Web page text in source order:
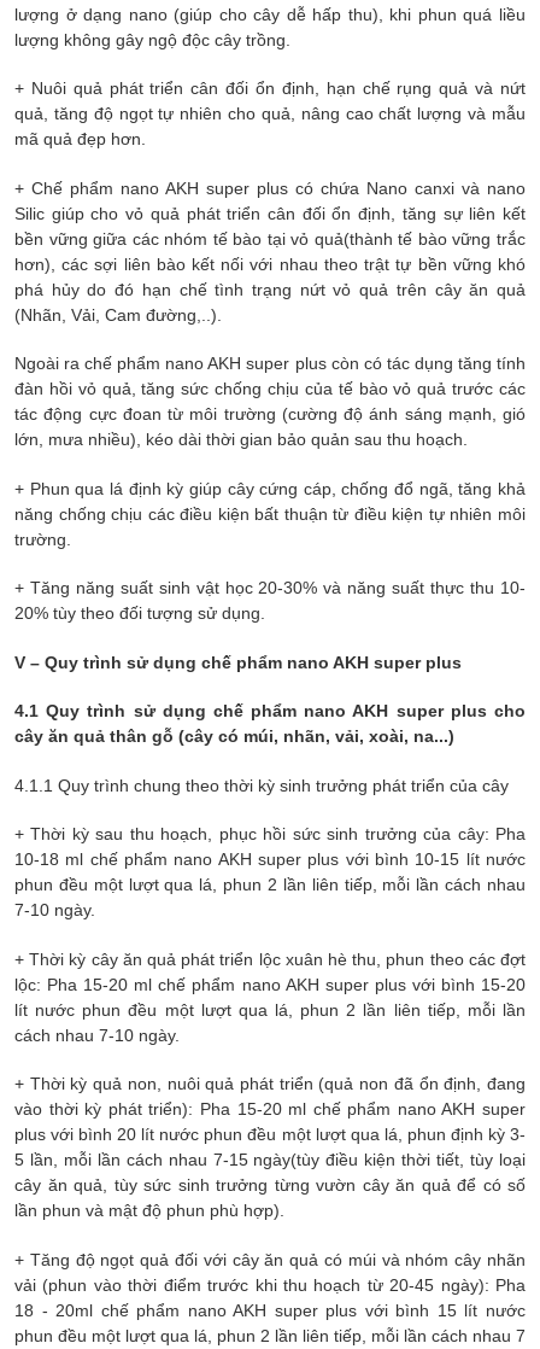
lượng ở dạng nano (giúp cho cây dễ hấp thu), khi phun quá liều
lượng không gây ngộ độc cây trồng.
+ Nuôi quả phát triển cân đối ổn định, hạn chế rụng quả và nứt
quả, tăng độ ngọt tự nhiên cho quả, nâng cao chất lượng và mẫu
mã quả đẹp hơn.
+ Chế phẩm nano AKH super plus có chứa Nano canxi và nano
Silic giúp cho vỏ quả phát triển cân đối ổn định, tăng sự liên kết
bền vững giữa các nhóm tế bào tại vỏ quả(thành tế bào vững trắc
hơn), các sợi liên bào kết nối với nhau theo trật tự bền vững khó
phá hủy do đó hạn chế tình trạng nứt vỏ quả trên cây ăn quả
(Nhãn, Vải, Cam đường,..).
Ngoài ra chế phẩm nano AKH super plus còn có tác dụng tăng tính
đàn hồi vỏ quả, tăng sức chống chịu của tế bào vỏ quả trước các
tác động cực đoan từ môi trường (cường độ ánh sáng mạnh, gió
lớn, mưa nhiều), kéo dài thời gian bảo quản sau thu hoạch.
+ Phun qua lá định kỳ giúp cây cứng cáp, chống đổ ngã, tăng khả
năng chống chịu các điều kiện bất thuận từ điều kiện tự nhiên môi
trường.
+ Tăng năng suất sinh vật học 20-30% và năng suất thực thu 10-
20% tùy theo đối tượng sử dụng.
V – Quy trình sử dụng chế phẩm nano AKH super plus
4.1 Quy trình sử dụng chế phẩm nano AKH super pluscho
cây ăn quả thân gỗ (cây có múi, nhãn, vải, xoài, na...)
4.1.1 Quy trình chung theo thời kỳ sinh trưởng phát triển của cây
+ Thời kỳ sau thu hoạch, phục hồi sức sinh trưởng của cây: Pha
10-18 ml chế phẩm nano AKH super plus với bình 10-15 lít nước
phun đều một lượt qua lá, phun 2 lần liên tiếp, mỗi lần cách nhau
7-10 ngày.
+ Thời kỳ cây ăn quả phát triển lộc xuân hè thu, phun theo các đợt
lộc: Pha 15-20 ml chế phẩm nano AKH super plus với bình 15-20
lít nước phun đều một lượt qua lá, phun 2 lần liên tiếp, mỗi lần
cách nhau 7-10 ngày.
+ Thời kỳ quả non, nuôi quả phát triển (quả non đã ổn định, đang
vào thời kỳ phát triển): Pha 15-20 ml chế phẩm nano AKH super
plusvới bình 20 lít nước phun đều một lượt qua lá, phun định kỳ 3-
5 lần, mỗi lần cách nhau 7-15 ngày(tùy điều kiện thời tiết, tùy loại
cây ăn quả, tùy sức sinh trưởng từng vườn cây ăn quả để có số
lần phun và mật độ phun phù hợp).
+ Tăng độ ngọt quả đối với cây ăn quả có múi và nhóm cây nhãn
vải (phun vào thời điểm trước khi thu hoạch từ 20-45 ngày): Pha
18 - 20ml chế phẩm nano AKH super plus với bình 15 lít nước
phun đều một lượt qua lá, phun 2 lần liên tiếp, mỗi lần cách nhau 7